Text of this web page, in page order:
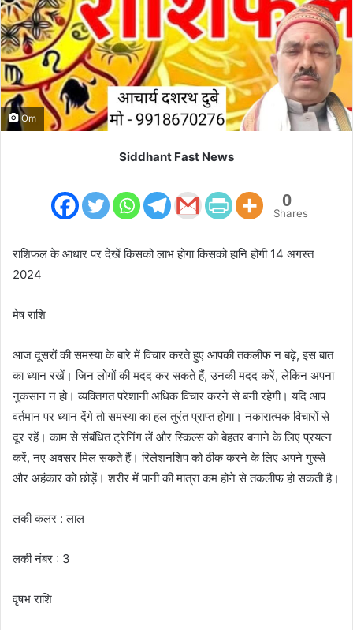
a
i
l
Om
Siddhant Fast News
0
Shares
राशिफल के आधार पर देखें किसको लाभ होगा किसको हानि होगी 14 अगस्त
2024
मेष राशि
आज दूसरों की समस्या के बारे में विचार करते हुए आपकी तकलीफ न बढ़े, इस बात
का ध्यान रखें। जिन लोगों की मदद कर सकते हैं, उनकी मदद करें, लेकिन अपना
नुकसान न हो। व्यक्तिगत परेशानी अधिक विचार करने से बनी रहेगी। यदि आप
वर्तमान पर ध्यान देंगे तो समस्या का हल तुरंत प्राप्त होगा। नकारात्मक विचारों से
दूर रहें। काम से संबंधित ट्रेनिंग लें और स्किल्स को बेहतर बनाने के लिए प्रयत्न
करें, नए अवसर मिल सकते हैं। रिलेशनशिप को ठीक करने के लिए अपने गुस्से
और अहंकार को छोड़ें। शरीर में पानी की मात्रा कम होने से तकलीफ हो सकती है।
लकी कलर : लाल
लकी नंबर : 3
वृषभ राशि